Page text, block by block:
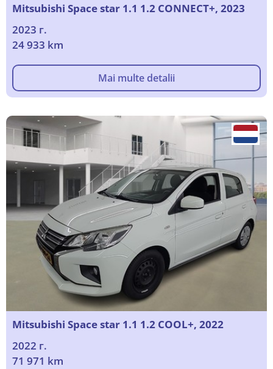
Mitsubishi Space star 1.1 1.2 CONNECT+, 2023
2023 г.
24 933 km
Mai multe detalii
Mitsubishi Space star 1.1 1.2 COOL+, 2022
2022 г.
71 971 km